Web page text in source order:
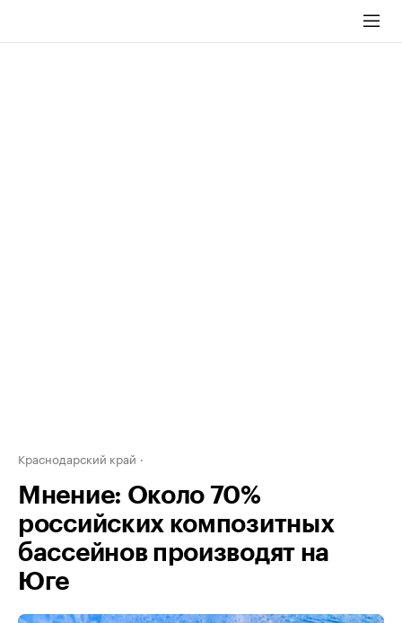
Краснодарский край
Мнение: Около 70%
российских композитных
бассейнов производят на
Юге